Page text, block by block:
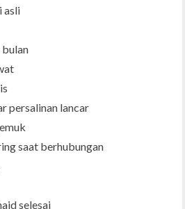
asli
bulan
persalinan lancar
saat berhubungan
selesai